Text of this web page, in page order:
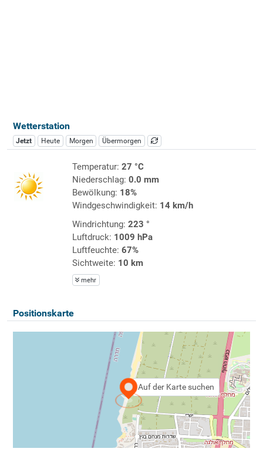
Wetterstation
Jetzt Heute Morgen Übermorgen
Temperatur: 27 °C
Niederschlag: 0.0 mm
Bewölkung: 18%
Windgeschwindigkeit: 14 km/h
Windrichtung: 223 °
Luftdruck: 1009 hPa
Luftfeuchte: 67%
Sichtweite: 10 km
mehr
Positionskarte
Auf der Karte suchen